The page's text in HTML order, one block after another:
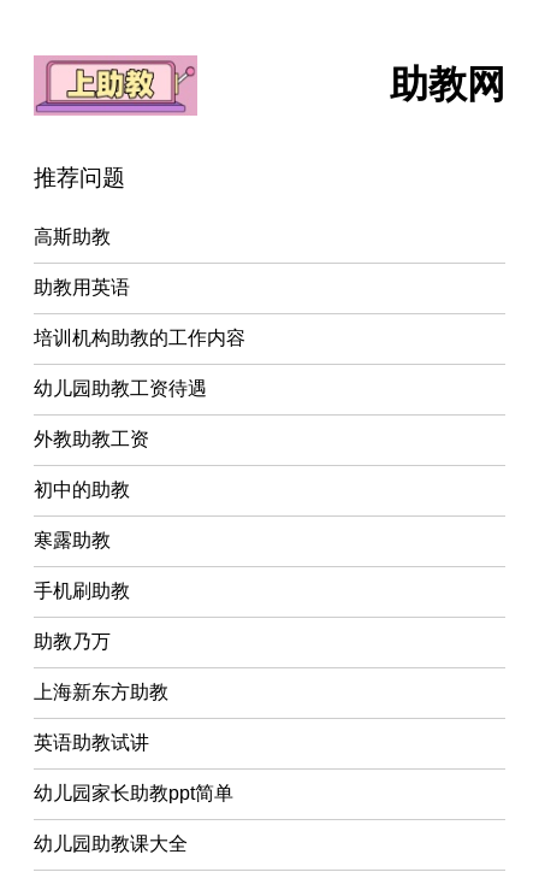
助教网
推荐问题
高斯助教
助教用英语
培训机构助教的工作内容
幼儿园助教工资待遇
外教助教工资
初中的助教
寒露助教
手机刷助教
助教乃万
上海新东方助教
英语助教试讲
幼儿园家长助教ppt简单
幼儿园助教课大全